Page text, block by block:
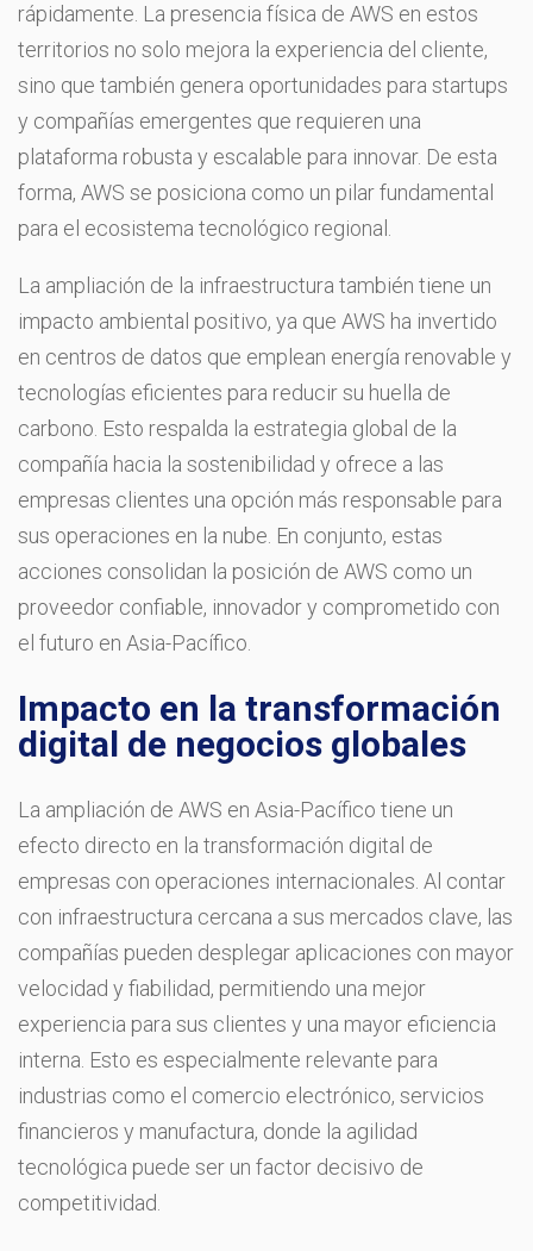
rápidamente. La presencia física de AWS en estos
territorios no solo mejora la experiencia del cliente,
sino que también genera oportunidades para startups
y compañías emergentes que requieren una
plataforma robusta y escalable para innovar. De esta
forma, AWS se posiciona como un pilar fundamental
para el ecosistema tecnológico regional.
La ampliación de la infraestructura también tiene un
impacto ambiental positivo, ya que AWS ha invertido
en centros de datos que emplean energía renovable y
tecnologías eficientes para reducir su huella de
carbono. Esto respalda la estrategia global de la
compañía hacia la sostenibilidad y ofrece a las
empresas clientes una opción más responsable para
sus operaciones en la nube. En conjunto, estas
acciones consolidan la posición de AWS como un
proveedor confiable, innovador y comprometido con
el futuro en Asia-Pacífico.
Impacto en la transformación
digital de negocios globales
La ampliación de AWS en Asia-Pacífico tiene un
efecto directo en la transformación digital de
empresas con operaciones internacionales. Al contar
con infraestructura cercana a sus mercados clave, las
compañías pueden desplegar aplicaciones con mayor
velocidad y fiabilidad, permitiendo una mejor
experiencia para sus clientes y una mayor eficiencia
interna. Esto es especialmente relevante para
industrias como el comercio electrónico, servicios
financieros y manufactura, donde la agilidad
tecnológica puede ser un factor decisivo de
competitividad.